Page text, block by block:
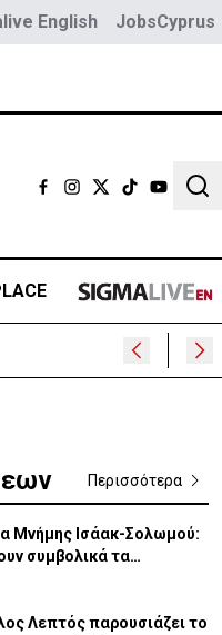
English JobsCyprus
Περισσότερα
Μνήμης Ισάακ-Σολωμού:
συμβολικά τα
Λεπτός παρουσιάζει το